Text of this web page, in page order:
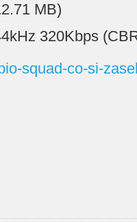
MB)
320Kbps
squad-co-si-